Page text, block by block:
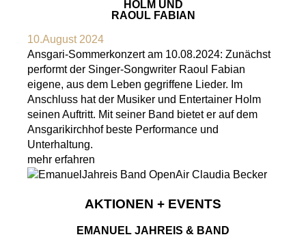
HOLM UND
RAOUL FABIAN
10.August 2024
Ansgari-Sommerkonzert am 10.08.2024: Zunächst
performt der Singer-Songwriter Raoul Fabian
eigene, aus dem Leben gegriffene Lieder. Im
Anschluss hat der Musiker und Entertainer Holm
seinen Auftritt. Mit seiner Band bietet er auf dem
Ansgarikirchhof beste Performance und
Unterhaltung.
mehr erfahren
AKTIONEN + EVENTS
EMANUEL JAHREIS & BAND